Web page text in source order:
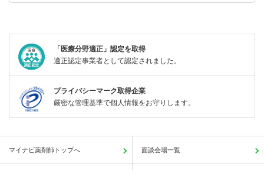
「医療分野適正」認定を取得
適正認定事業者として認定されました。
プライバシーマーク取得企業
厳密な管理基準で個人情報をお守りします。
マイナビ薬剤師トップへ 面談会場一覧